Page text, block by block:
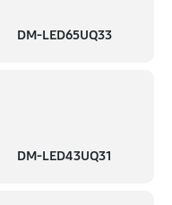
DM-LED65UQ33
DM-LED43UQ31